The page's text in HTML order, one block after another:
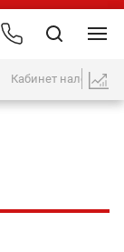
Кабинет